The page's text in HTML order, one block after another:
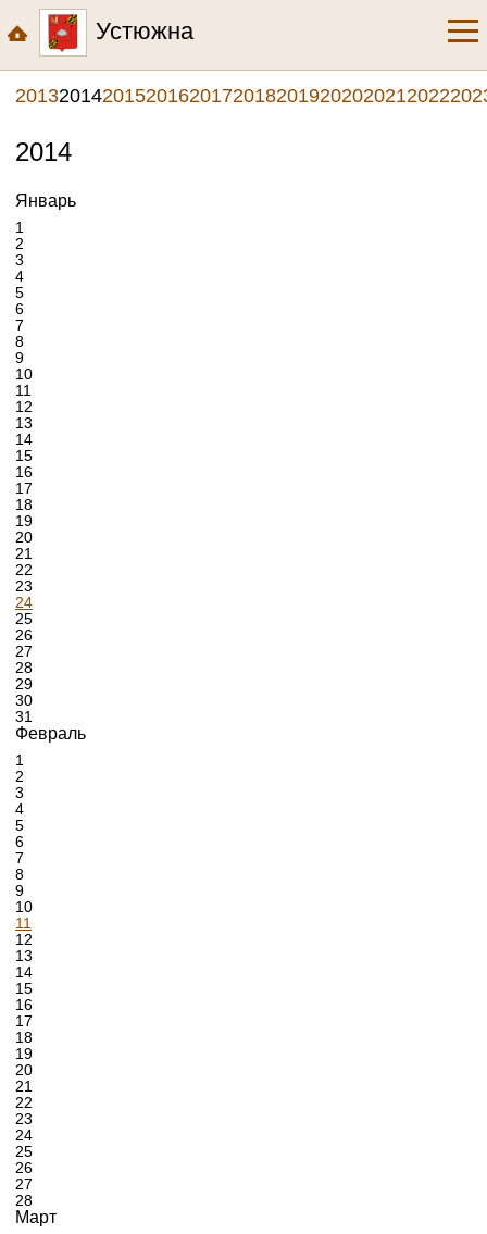
Устюжна
2013201420152016201720182019202020212022
2014
Январь
1
2
3
4
5
6
7
8
9
10
11
12
13
14
15
16
17
18
19
20
21
22
23
24
25
26
27
28
29
30
31
Февраль
1
2
3
4
5
6
7
8
9
10
11
12
13
14
15
16
17
18
19
20
21
22
23
24
25
26
27
28
Март